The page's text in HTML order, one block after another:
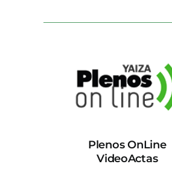
Plenos OnLine
VideoActas